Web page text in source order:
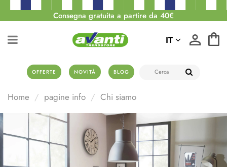
Consegna gratuita a partire da 40€
OFFERTE NOVITÀ BLOG
IT
Home pagine info Chi siamo